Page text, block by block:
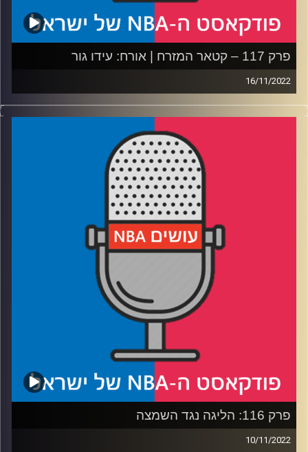
פרק 117 – קטאר המזרח | אורח: עידו גור
16/11/2022
פודקאסט האן.בי.איי עם ערן סורוקה, שרון דוידוביץ', משה
דוידוביץ' ועידן לוצקי.
רבע 1: טריפ לחוף המזרחי – אמביד הענק, הסלטיקס וההוקס
רבע 2: הסאנס מתנוונים? הנאגטס מתגוונים? וגופיות בשלל
רבע 3: האם דני נכנס לקצב, והאם אורלנדו נתקעה בטעות על
רבע 4: הדאנקים, הבידור והמורשת – מתכוננים לסדרה על
פרק 116: הליגה נגד השמצה
10/11/2022